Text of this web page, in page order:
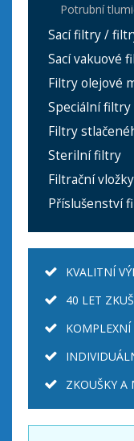
Potrubní
Sací filtry /
Sací vakuové
Filtry olejové
Speciální filtry
Filtry
Sterilní filtry
Filtrační vložky
Příslušenství
KVALITNÍ
40 LET
KOMPLEXNÍ
ZKOUŠKY A